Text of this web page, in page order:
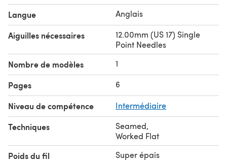
Langue Anglais
Aiguilles nécessaires
12.00mm (US 17) Single
Point Needles
Nombre de modèles 1
Pages 6
Niveau de compétence Intermédiaire
Techniques Seamed,
Worked Flat
Poids du fil Super épais